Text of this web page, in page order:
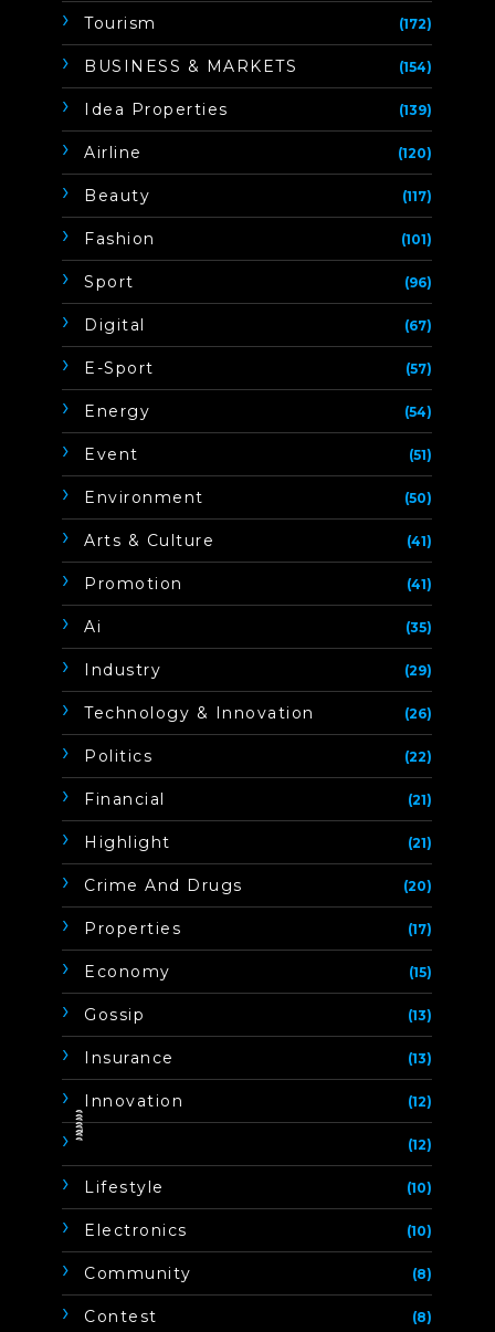
Tourism (172)
BUSINESS & MARKETS (154)
Idea Properties (139)
Airline (120)
Beauty (117)
Fashion (101)
Sport (96)
Digital (67)
E-Sport (57)
Energy (54)
Event (51)
Environment (50)
Arts & Culture (41)
Promotion (41)
Ai (35)
Industry (29)
Technology & Innovation (26)
Politics (22)
Financial (21)
Highlight (21)
Crime And Drugs (20)
Properties (17)
Economy (15)
Gossip (13)
Insurance (13)
Innovation (12)
(12)
Lifestyle (10)
Electronics (10)
Community (8)
Contest (8)